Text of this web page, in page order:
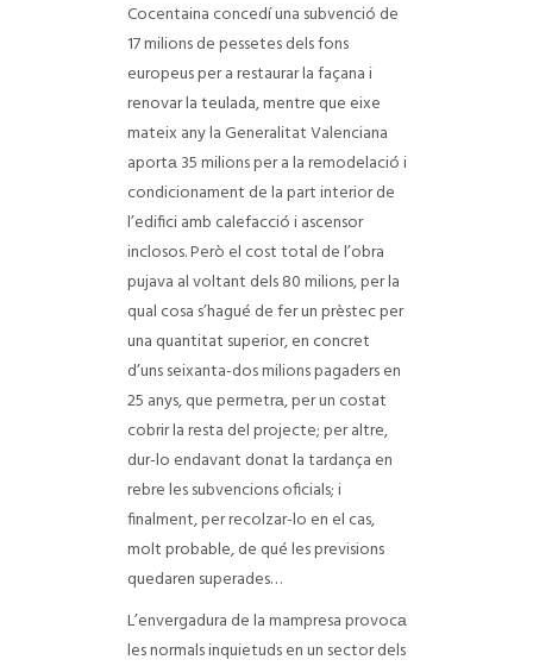
Cocentaina concedí una subvenció de
17 milions de pessetes dels fons
europeus per a restaurar la façana i
renovar la teulada, mentre que eixe
mateix any la Generalitat Valenciana
aportа 35 milions per a la remodelació i
condicionament de la part interior de
l’edifici amb calefacció i ascensor
inclosos. Però el cost total de l’obra
pujava al voltant dels 80 milions, per la
qual cosa s’hagué de fer un prèstec per
una quantitat superior, en concret
d’uns seixanta-dos milions pagaders en
25 anys, que permetrа, per un costat
cobrir la resta del projecte; per altre,
dur-lo endavant donat la tardança en
rebre les subvencions oficials; i
finalment, per recolzar-lo en el cas,
molt probable, de qué les previsions
quedaren superades…
L’envergadura de la mampresa provocа
les normals inquietuds en un sector dels